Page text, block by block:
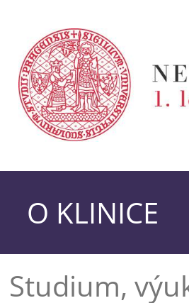
O KLINICE
Studium,